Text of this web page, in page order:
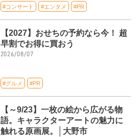
#コンサート #エンタメ #PR
【2027】おせちの予約なら今！ 超
早割でお得に買おう
2026/08/07
#グルメ #PR
【～9/23】一枚の絵から広がる物
語。キャラクターアートの魅力に
触れる原画展。│大野市